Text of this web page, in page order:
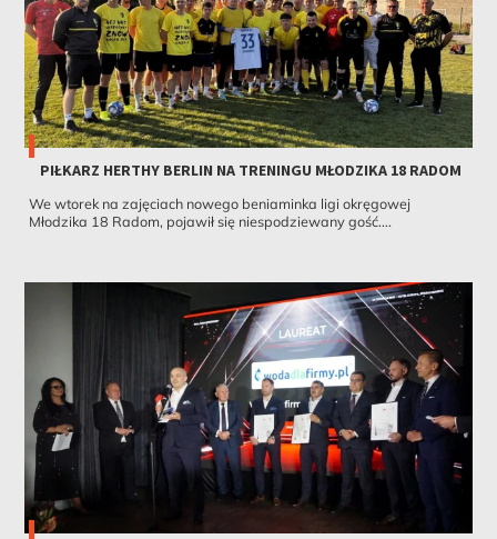
PIŁKARZ HERTHY BERLIN NA TRENINGU MŁODZIKA 18 RADOM
We wtorek na zajęciach nowego beniaminka ligi okręgowej
Młodzika 18 Radom, pojawił się niespodziewany gość....